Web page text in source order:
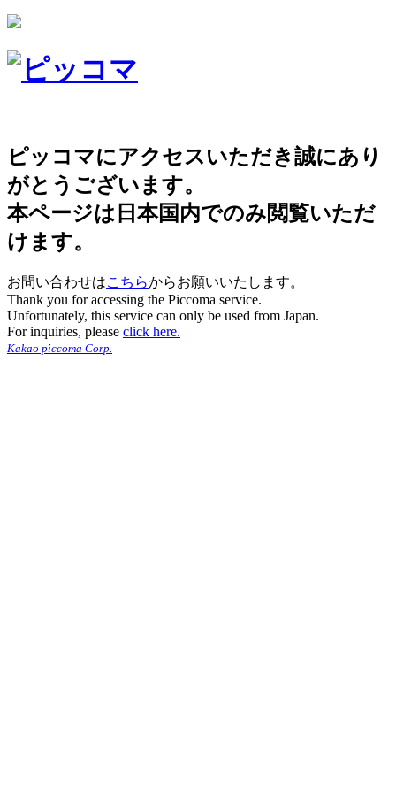
ピッコマにアクセスいただき誠にあり
がとうございます。
本ページは日本国内でのみ閲覧いただ
けます。
お問い合わせはこちらからお願いいたします。
Thank you for accessing the Piccoma service.
Unfortunately, this service can only be used from Japan.
For inquiries, please click here.
Kakao piccoma Corp.